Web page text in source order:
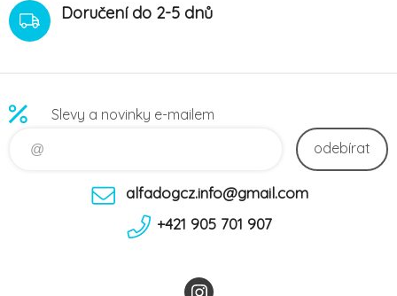
Doručení do 2-5 dnů
Slevy a novinky e-mailem
odebírat
alfadogcz.info@gmail.com
+421 905 701 907